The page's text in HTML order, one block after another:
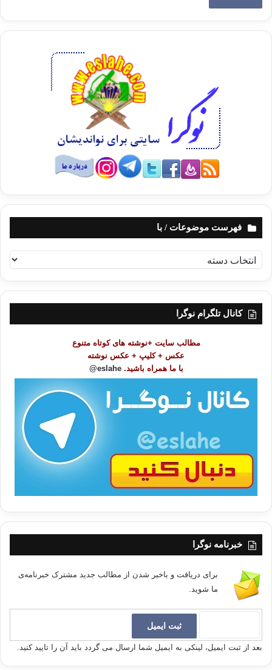
فهرست موضوعات / با
ه
ر
کانال تلگرام نوگرا
مطالب سایت +نوشته های کوتاه متنوع
عکس + کلیپ + عکس نوشته
با ما همراه باشید. eslahe@
خبرنامه نوگرا
برای دریافت و باخبر شدن از مطالب جدید مشترک خبرنامه‌ی
ما شوید.
بعد از ثبت ایمیل، لینکی به ایمیل شما ارسال می گردد باید آن را تایید کنید.